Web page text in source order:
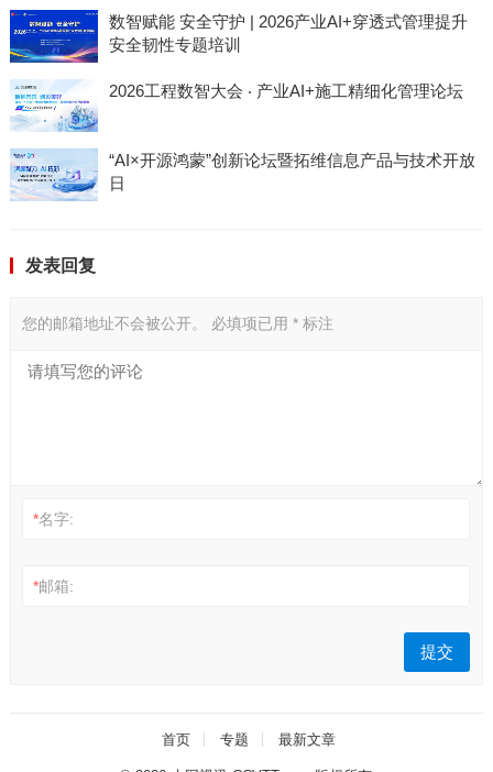
数智赋能 安全守护 | 2026产业AI+穿透式管理提升
安全韧性专题培训
2026工程数智大会 ‧ 产业AI+施工精细化管理论坛
“AI×开源鸿蒙”创新论坛暨拓维信息产品与技术开放
日
发表回复
您的邮箱地址不会被公开。 必填项已用 *标注
*名字:
*邮箱:
首页 专题 最新文章